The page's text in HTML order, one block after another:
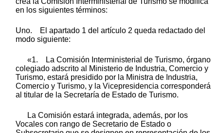
en los siguientes términos:
Uno. El apartado 1 del artículo 2 queda redactado del
modo siguiente:
«1. La Comisión Interministerial de Turismo, órgano
colegiado adscrito al Ministerio de Industria, Comercio y
Turismo, estará presidido por la Ministra de Industria,
Comercio y Turismo, y la Vicepresidencia corresponderá
al titular de la Secretaría de Estado de Turismo.
La Comisión estará integrada, además, por los
Vocales con rango de Secretario de Estado o